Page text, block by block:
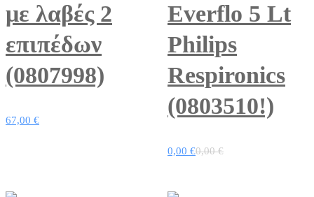
με λαβές 2
επιπέδων
(0807998)
67,00 €
Everflo 5 Lt
Philips
Respironics
(0803510!)
0,00 €0,00€